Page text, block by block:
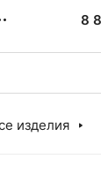
8
изделия